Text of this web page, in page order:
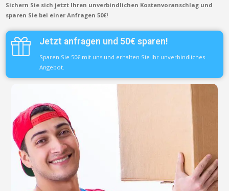
Sichern Sie sich jetzt Ihren unverbindlichen Kostenvoranschlag und
sparen Sie bei einer Anfragen 50€!
Jetzt anfragen und 50€ sparen!
Sparen Sie 50€ mit uns und erhalten Sie Ihr unverbindliches
Angebot.